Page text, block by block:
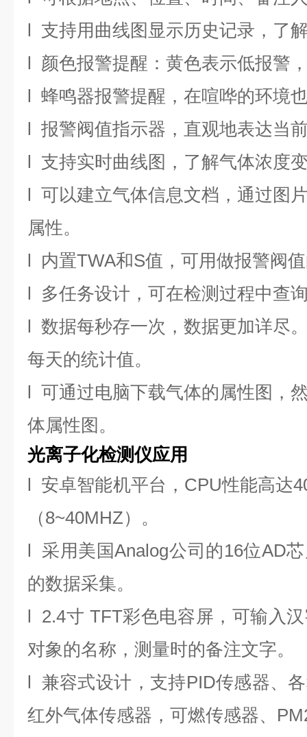
l 支持用曲线图显示历史记录，了
l 颜色报警提醒：黄色表示低报警
l 蜂鸣器报警提醒，在喧哗的环境
l 报警阀值指示器，直观地表达当
l 支持实时曲线图，了解气体浓度
l 可以建立气体信息文档，通过图
属性。
l 内置TWA和S值，可用做报警阀
l 多任务设计，可在检测过程中查
l 数据每秒存一次，数据更加详尽
每天的统计值。
l 可通过电脑下载气体的属性图，
体属性图。
光离子化检测仪应用
l 安卓智能机平台，CPU性能高达
（8~40MHZ）。
l 采用美国Analog公司的16位AD
的数据采集。
l 2.4寸 TFT彩色电容屏，可输入
对象的名称，测量时的备注文字。
l 兼容式设计，支持PID传感器、
红外气体传感器，可燃传感器、